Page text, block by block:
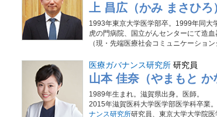
上 昌広（かみ まさひろ
1993年東京大学医学部卒。1999年同大
虎の門病院、国立がんセンターにて造
（現・先端医療社会コミュニケーショ
医療ガバナンス研究所 研究員
山本 佳奈（やまもと か
1989年生まれ。滋賀県出身。医師。
2015年滋賀医科大学医学部医学科卒業。
ナンス研究所研究員、東京大学大学院